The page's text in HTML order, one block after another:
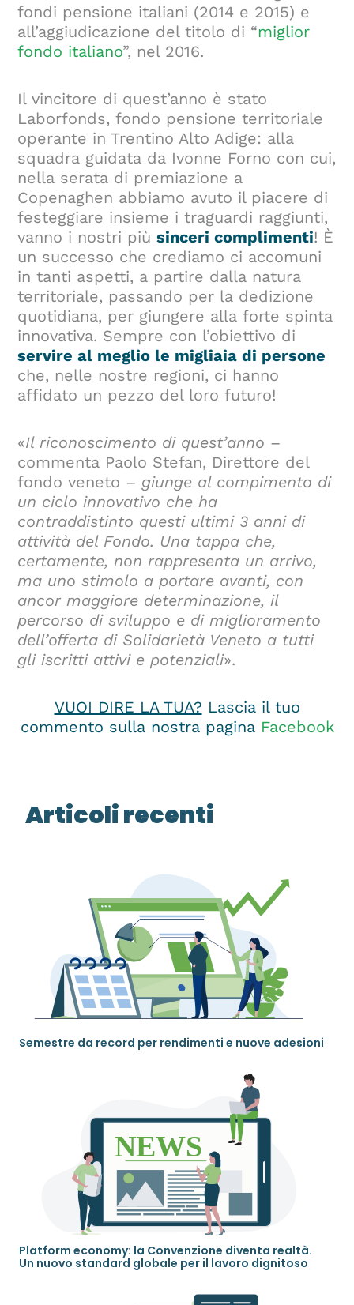
fondi pensione italiani (2014 e 2015) e
all’aggiudicazione del titolo di “miglior
fondo italiano”, nel 2016.
Il vincitore di quest’anno è stato
Laborfonds, fondo pensione territoriale
operante in Trentino Alto Adige: alla
squadra guidata da Ivonne Forno con cui,
nella serata di premiazione a
Copenaghen abbiamo avuto il piacere di
festeggiare insieme i traguardi raggiunti,
vanno i nostri piùsinceri complimenti! È
un successo che crediamo ci accomuni
in tanti aspetti, a partire dalla natura
territoriale, passando per la dedizione
quotidiana, per giungere alla forte spinta
innovativa. Sempre con l’obiettivo di
servire al meglio le migliaia di persone
che, nelle nostre regioni, ci hanno
affidato un pezzo del loro futuro!
«Il riconoscimento di quest’anno –
commenta Paolo Stefan, Direttore del
fondo veneto – giunge al compimento di
un ciclo innovativo che ha
contraddistinto questi ultimi 3 anni di
attività del Fondo. Una tappa che,
certamente, non rappresenta un arrivo,
ma uno stimolo a portare avanti, con
ancor maggiore determinazione, il
percorso di sviluppo e di miglioramento
dell’offerta di Solidarietà Veneto a tutti
gli iscritti attivi e potenziali».
VUOI DIRE LA TUA? Lascia il tuo
commento sulla nostra pagina Facebook
Articoli recenti
Semestre da record per rendimenti e nuove adesioni
Platform economy: la Convenzione diventa realtà.
Un nuovo standard globale per il lavoro dignitoso